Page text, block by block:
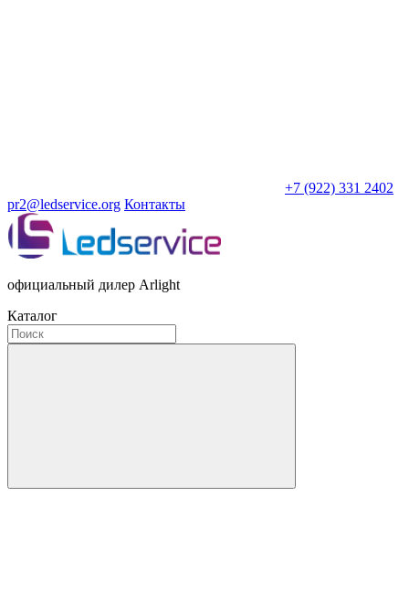
+7 (922) 331 2402
pr2@ledservice.org Контакты
официальный дилер Arlight
Каталог